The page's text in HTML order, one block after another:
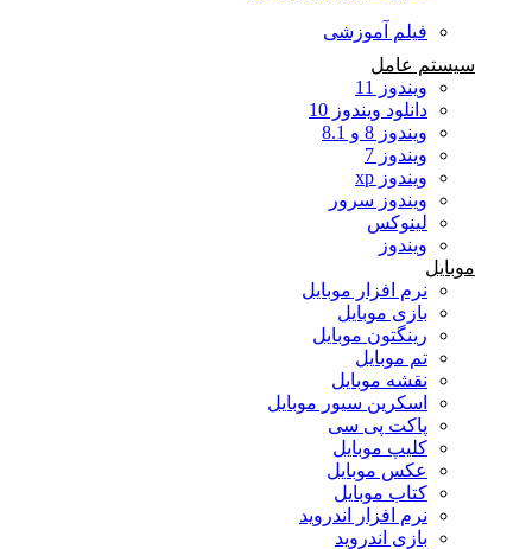
فیلم آموزشی
سیستم عامل
ویندوز 11
دانلود ویندوز 10
ویندوز 8 و 8.1
ویندوز 7
ویندوز xp
ویندوز سرور
لینوکس
ویندوز
موبایل
نرم افزار موبایل
بازی موبایل
رینگتون موبایل
تم موبایل
نقشه موبایل
اسکرین سیور موبایل
پاکت پی سی
کلیپ موبایل
عکس موبایل
کتاب موبایل
نرم افزار اندروید
بازی اندروید